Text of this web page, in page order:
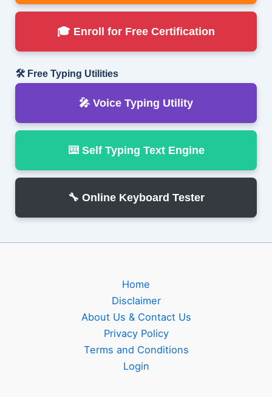
🎓 Enroll for Free Certification
🛠 Free Typing Utilities
🎤 Voice Typing Utility
⌨️ Self Typing Text Engine
🔧 Online Keyboard Tester
Home
Disclaimer
About Us & Contact Us
Privacy Policy
Terms and Conditions
Login